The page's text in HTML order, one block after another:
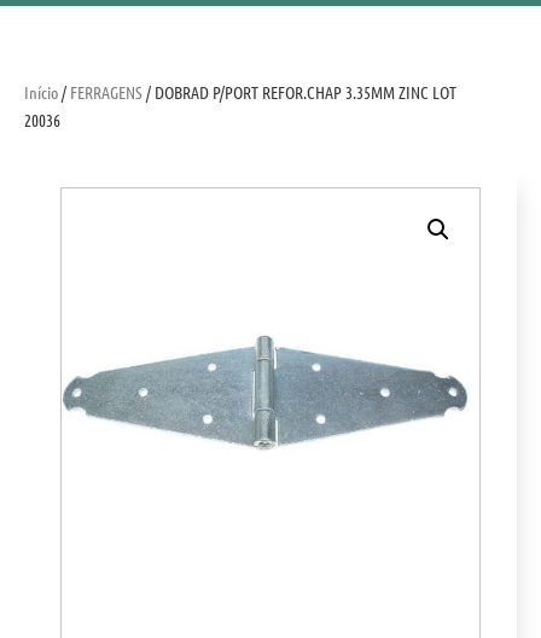
Início/ FERRAGENS/ DOBRAD P/PORT REFOR.CHAP 3.35MM ZINC LOT
20036